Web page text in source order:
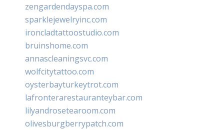
zengardendayspa.com
sparklejewelryinc.com
ironcladtattoostudio.com
bruinshome.com
annascleaningsvc.com
wolfcitytattoo.com
oysterbayturkeytrot.com
lafronterarestauranteybar.com
lilyandrosetearoom.com
olivesburgberrypatch.com